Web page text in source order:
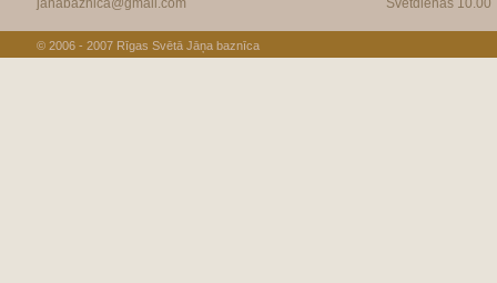
janabaznica@gmail.com Svētdienās 10.00
© 2006 - 2007 Rīgas Svētā Jāņa baznīca